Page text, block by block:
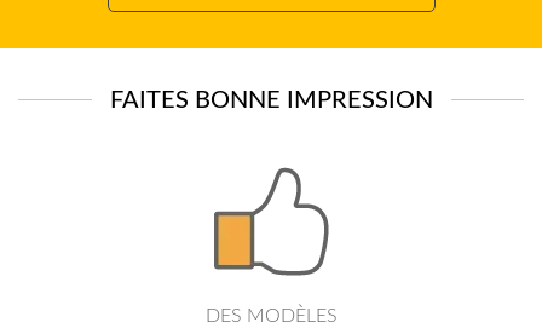
FAITES BONNE IMPRESSION
DES MODÈLES